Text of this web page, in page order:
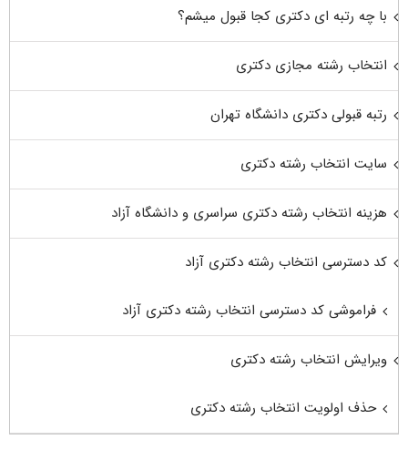
با چه رتبه ای دکتری کجا قبول میشم؟
انتخاب رشته مجازی دکتری
رتبه قبولی دکتری دانشگاه تهران
سایت انتخاب رشته دکتری
هزینه انتخاب رشته دکتری سراسری و دانشگاه آزاد
کد دسترسی انتخاب رشته دکتری آزاد
فراموشی کد دسترسی انتخاب رشته دکتری آزاد
ویرایش انتخاب رشته دکتری
حذف اولویت انتخاب رشته دکتری